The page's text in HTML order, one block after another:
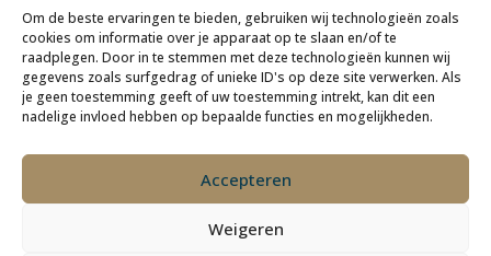
Om de beste ervaringen te bieden, gebruiken wij technologieën zoals
cookies om informatie over je apparaat op te slaan en/of te
raadplegen. Door in te stemmen met deze technologieën kunnen wij
gegevens zoals surfgedrag of unieke ID's op deze site verwerken. Als
je geen toestemming geeft of uw toestemming intrekt, kan dit een
nadelige invloed hebben op bepaalde functies en mogelijkheden.
Accepteren
Weigeren
Lindsay op socials:
COPYRIGHT © 2022-2026 SCHERP! |KvK 96009942 |
VOORWAARDEN